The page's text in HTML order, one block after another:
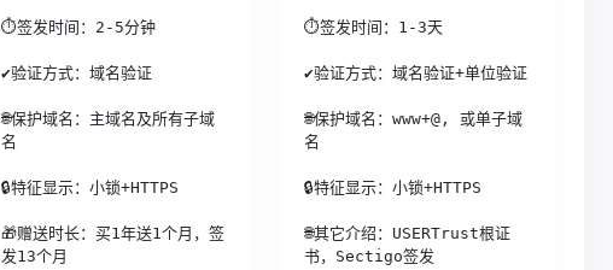
⏱签发时间：2-5分钟
✔验证方式：域名验证
🌐保护域名：主域名及所有子域
名
🔒特征显示：小锁+HTTPS
🎁赠送时长：买1年送1个月，签
发13个月
⏱签发时间：1-3天
✔验证方式：域名验证+单位验证
🌐保护域名：www+@, 或单子域
名
🔒特征显示：小锁+HTTPS
🌐其它介绍：USERTrust根证
书，Sectigo签发